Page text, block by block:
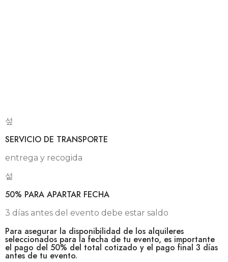
SERVICIO DE TRANSPORTE
entrega y recogida
50% PARA APARTAR FECHA
3 días antes del evento debe estar saldo
Para asegurar la disponibilidad de los alquileres
seleccionados para la fecha de tu evento, es importante
el pago del 50% del total cotizado y el pago final 3 días
antes de tu evento.